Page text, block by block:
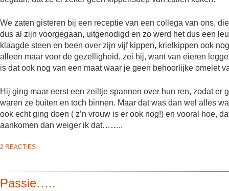
We zaten gisteren bij een receptie van een collega van ons,
dus al zijn voorgegaan, uitgenodigd en zo werd het dus een
klaagde steen en been over zijn vijf kippen, krielkippen ook
alleen maar voor de gezelligheid, zei hij, want van eieren
is dat ook nog van een maat waar je geen behoorlijke omelet
Hij ging maar eerst een zeiltje spannen over hun ren, zodat er
waren ze buiten en toch binnen. Maar dat was dan wel alles
ook echt ging doen ( z’n vrouw is er ook nog!) en vooral hoe,
aankomen dan weiger ik dat……..
2 REACTIES
Passie…..